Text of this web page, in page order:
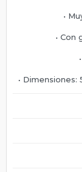
•
• Con
• Dimensiones: